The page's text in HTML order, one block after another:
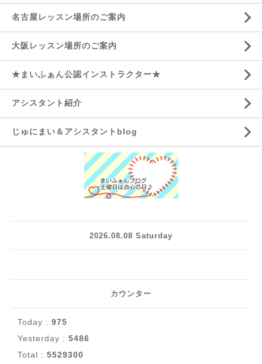
名古屋レッスン場所のご案内
大阪レッスン場所のご案内
★まいふぁん公認インストラクター★
アシスタント紹介
じゅにまい＆アシスタントblog
2026.08.08 Saturday
カウンター
Today : 975
Yesterday : 5486
Total : 5529300